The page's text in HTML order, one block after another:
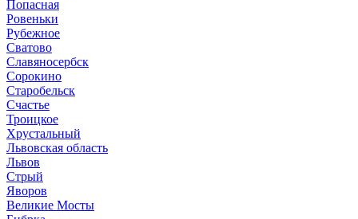
Попасная
Ровеньки
Рубежное
Сватово
Славяносербск
Сорокино
Старобельск
Счастье
Троицкое
Хрустальный
Львовская область
Львов
Стрый
Яворов
Великие Мосты